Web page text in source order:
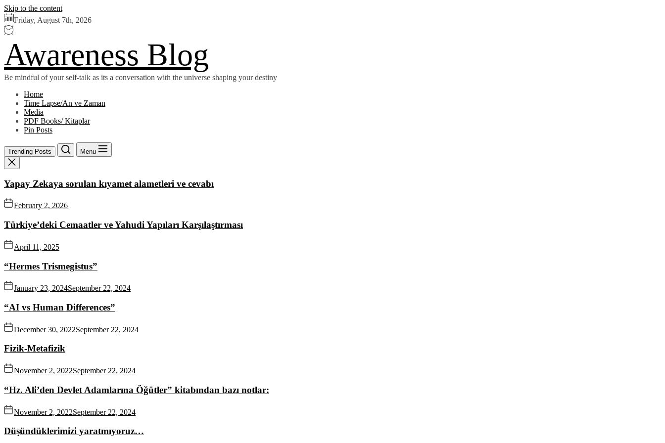
Skip to the content
Friday, August 7th, 2026
Awareness Blog
Be mindful of your self-talk as its a conversation with the universe shaping your destiny
Home
Time Lapse/An ve Zaman
Media
PDF Books/ Kitaplar
Pin Posts
Trending Posts Menu
Yapay Zekaya sorulan kıyamet alametleri ve cevabı
February 2, 2026
Türkiye’deki Cemaatler ve Yahudi Yapıları Karşılaştırması
April 11, 2025
“Hermes Trismegistus”
January 23, 2024September 22, 2024
“AI vs Human Differences”
December 30, 2022September 22, 2024
Fizik-Metafizik
November 2, 2022September 22, 2024
“Hz. Ali’den Devlet Adamlarına Öğütler” kitabından bazı notlar:
November 2, 2022September 22, 2024
Düşündüklerimizi yaratmıyoruz…